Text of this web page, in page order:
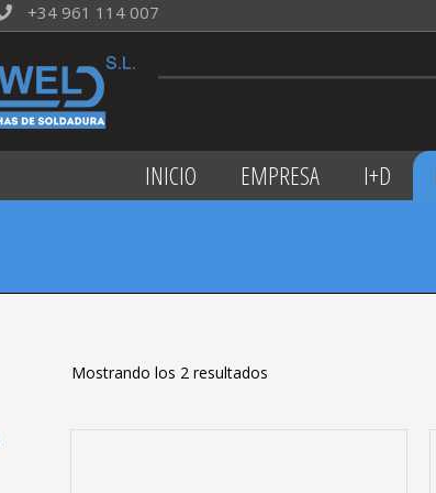
+34 961 114 007
INICIO EMPRESA I+D
Mostrando los 2 resultados